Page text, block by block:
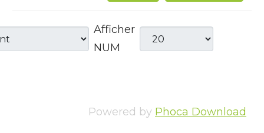
Afficher
NUM
Powered by Phoca Download